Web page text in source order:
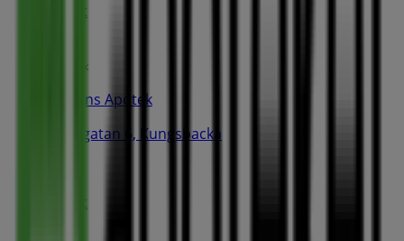
Stängt
Kronans Apotek
Kyrkogatan 6, Kungsbacka
Stängt